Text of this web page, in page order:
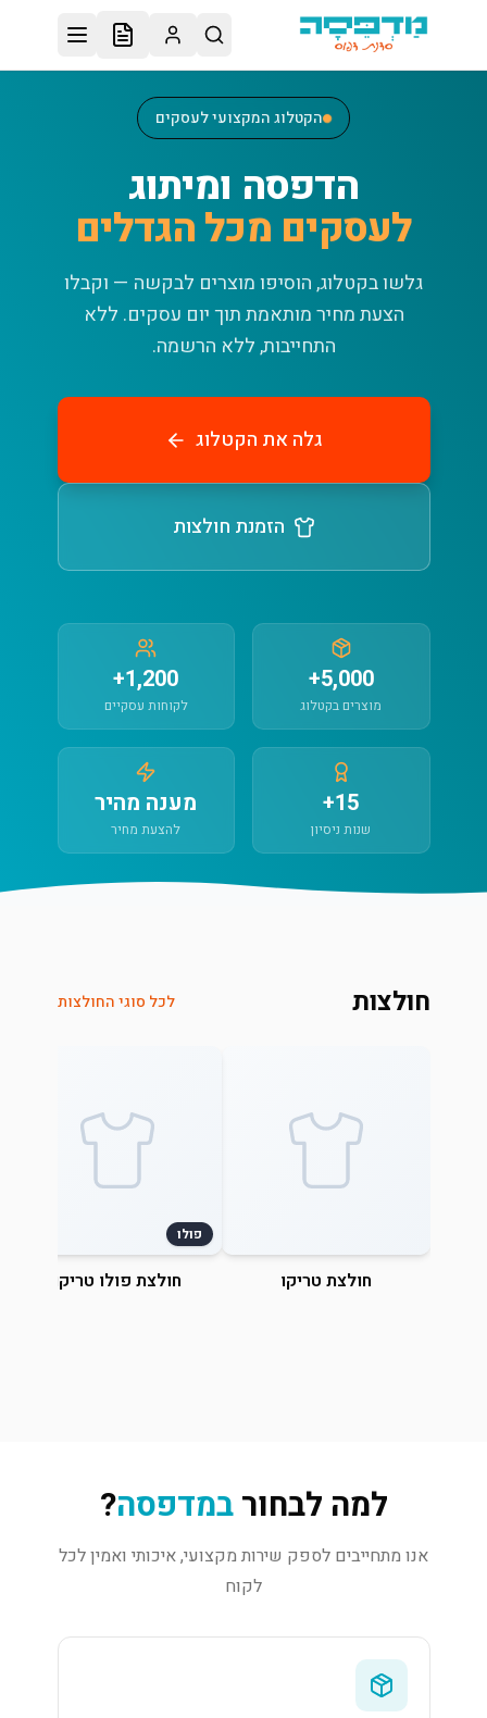
דלג לתוכן הראשי
הקטלוג המקצועי לעסקים
הדפסה ומיתוג
לעסקים מכל הגדלים
גלשו בקטלוג, הוסיפו מוצרים לבקשה — וקבלו
הצעת מחיר מותאמת תוך יום עסקים. ללא
התחייבות, ללא הרשמה.
גלה את הקטלוג
הזמנת חולצות
5,000+
מוצרים בקטלוג
1,200+
לקוחות עסקיים
15+
שנות ניסיון
מענה מהיר
להצעת מחיר
חולצות לכל סוגי החולצות
חולצת טריקו
פולו
חולצת פולו טריקו
למה לבחורבמדפסה?
אנו מתחייבים לספק שירות מקצועי, איכותי ואמין לכל
לקוח